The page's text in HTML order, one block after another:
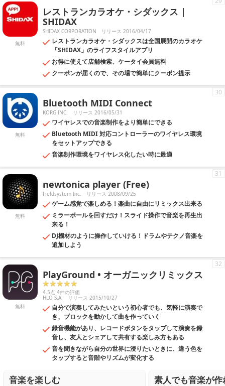
無料
レストランカラオケ・シダックス |
SHIDAX
SHIDAX CORPORATION リリース 2016/04/17
レストランカラオケ・シダックスは全国展開のカラオケ
「SHIDAX」のライフスタイルアプリ
お得に使えて店舗検索、ケータイ会員無料
クーポンが届くので、その場で簡単にクーポン提示
無料
Bluetooth MIDI Connect
KORG INC. リリース 2016/05/31
ワイヤレスでの音楽制作をより簡単にできる
Bluetooth MIDI 対応コントローラーのワイヤレス環境
をセットアップできる
音楽制作環境をワイヤレス化したい時に最適
30
無料
newtonica player (Free)
Fieldsystem Inc. リリース 2008/09/25
ゲーム感覚で楽しめる！楽曲に自由にリミックス出来る
ミラーボールを回すだけ！スライド操作で音楽を再生出
来る！
DJ機材のように操作していける！ドラムやテクノ音楽を
追加しよう
31
無料
PlayGround • オーガニックリミックス
4.5点 4件の評価
HLO S.A. リリース 2015/10/27
自分で演奏してみたいという初心者でも、気軽に演奏で
き、ブロックを動かして曲を作っていく
録音機能があり、レコードボタンをタップして演奏を録
音し、友人とシェアして共有する楽しみ方もある
音を聞きながら自分の世界に浸りたいときに、違う色を
タップすると音階やリズムが変化する
32
音楽を楽しむ 素人でも音楽が作